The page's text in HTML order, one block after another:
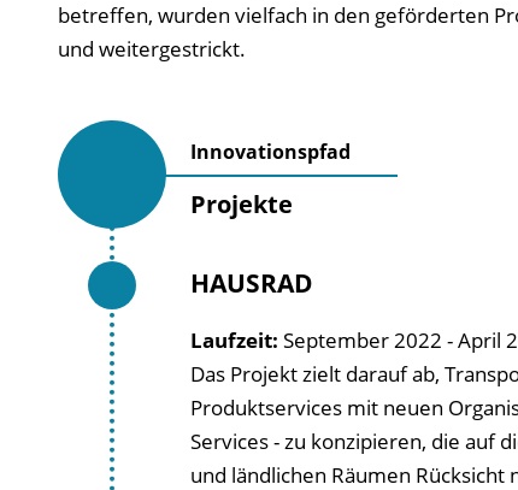
betreffen, wurden vielfach in den geförderten
und weitergestrickt.
Innovationspfad
Projekte
HAUSRAD
Laufzeit: September 2022 - April
Das Projekt zielt darauf ab,
Produktservices mit neuen
Services - zu konzipieren, die auf
und ländlichen Räumen